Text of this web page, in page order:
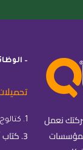
نعمل
–
1. كتالوج كواليتي
3. كتاب أساسيات التسويق الإلكتروني